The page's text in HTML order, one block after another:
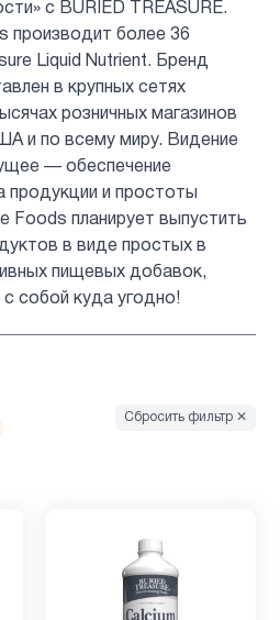
с BURIED TREASURE.
производит более 36
Liquid Nutrient. Бренд
в крупных сетях
розничных магазинов
и по всему миру. Видение
— обеспечение
продукции и простоты
Foods планирует выпустить
в виде простых в
пищевых добавок,
собой куда угодно!
Сбросить фильтр ✕